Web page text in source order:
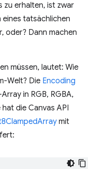
zu erhalten, ist zwar
tatsächlichen
oder? Dann machen
müssen, lautet: Wie
Welt? Die Encoding
in RGB, RGBA,
die Canvas API
mit